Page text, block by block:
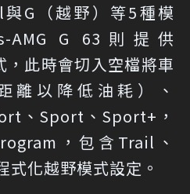
G（越野）等5種模
AMG G 63則提供
此時會切入空檔將車
離以降低油耗）、
、Sport、Sport+，
，包含Trail、
化越野模式設定。